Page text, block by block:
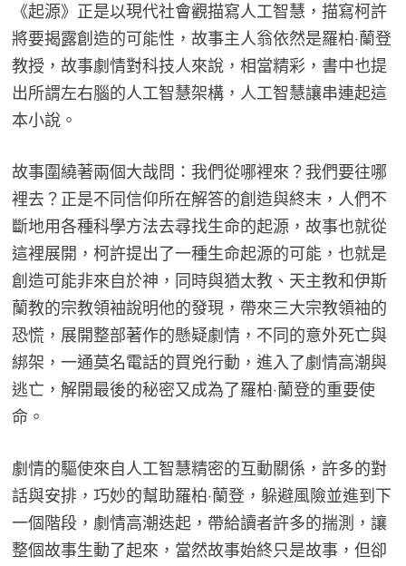
《起源》正是以現代社會觀描寫人工智慧，描寫柯許
將要揭露創造的可能性，故事主人翁依然是羅柏‧蘭登
教授，故事劇情對科技人來說，相當精彩，書中也提
出所謂左右腦的人工智慧架構，人工智慧讓串連起這
本小說。
故事圍繞著兩個大哉問：我們從哪裡來？我們要往哪
裡去？正是不同信仰所在解答的創造與終末，人們不
斷地用各種科學方法去尋找生命的起源，故事也就從
這裡展開，柯許提出了一種生命起源的可能，也就是
創造可能非來自於神，同時與猶太教、天主教和伊斯
蘭教的宗教領袖說明他的發現，帶來三大宗教領袖的
恐慌，展開整部著作的懸疑劇情，不同的意外死亡與
綁架，一通莫名電話的買兇行動，進入了劇情高潮與
逃亡，解開最後的秘密又成為了羅柏‧蘭登的重要使
命。
劇情的驅使來自人工智慧精密的互動關係，許多的對
話與安排，巧妙的幫助羅柏‧蘭登，躲避風險並進到下
一個階段，劇情高潮迭起，帶給讀者許多的揣測，讓
整個故事生動了起來，當然故事始終只是故事，但卻